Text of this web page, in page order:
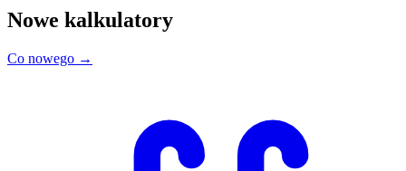
Nowe kalkulatory
Co nowego →